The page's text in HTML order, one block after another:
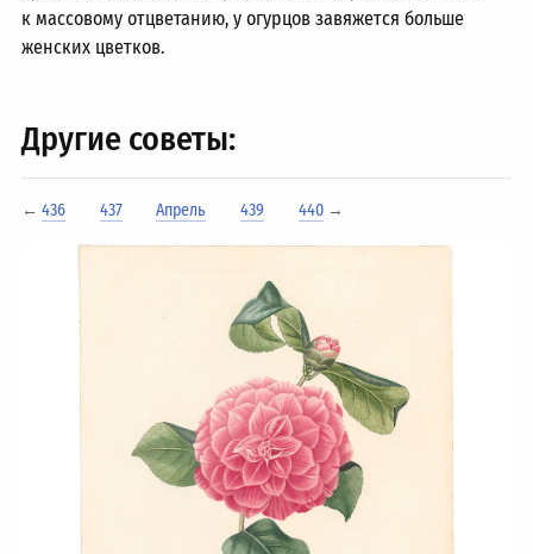
к массовому отцветанию, у огурцов завяжется больше
женских цветков.
Другие советы:
←436 437 Апрель 439 440→